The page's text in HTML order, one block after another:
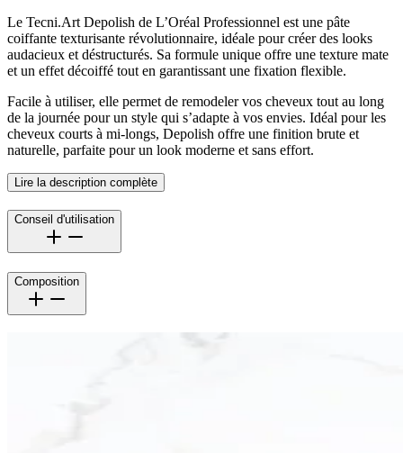
Le Tecni.Art Depolish de L’Oréal Professionnel est une pâte
coiffante texturisante révolutionnaire, idéale pour créer des looks
audacieux et déstructurés. Sa formule unique offre une texture mate
et un effet décoiffé tout en garantissant une fixation flexible.
Facile à utiliser, elle permet de remodeler vos cheveux tout au long
de la journée pour un style qui s’adapte à vos envies. Idéal pour les
cheveux courts à mi-longs, Depolish offre une finition brute et
naturelle, parfaite pour un look moderne et sans effort.
Lire la description complète
Conseil d'utilisation
Composition